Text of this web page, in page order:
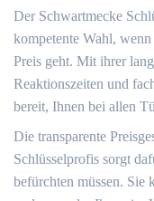
Der Schwartmecke
kompetente Wahl,
Preis geht.​ Mit ihrer
Reaktionszeiten und
bereit, Ihnen bei allen
Die transparente
Schlüsselprofis sorgt
befürchten müssen. Sie